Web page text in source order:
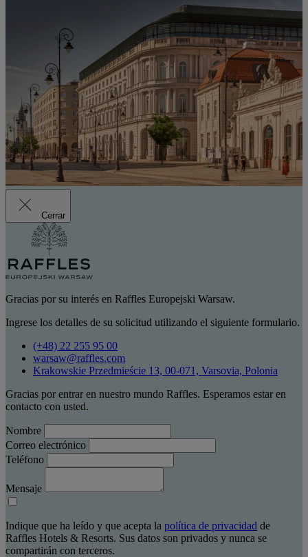
Cerrar
Gracias por su interés en Raffles Europejski Warsaw.
Ingrese los detalles de su solicitud utilizando el siguiente formulario.
(+48) 22 255 95 00
warsaw@raffles.com
Krakowskie Przedmieście 13, 00-071, Varsovia, Polonia
Gracias por entrar en nuestro mundo Raffles. Esperamos estar en
contacto con usted.
Nombre
Correo electrónico
Teléfono
Mensaje
Indique que ha leído y que acepta la política de privacidad de
Raffles Hotels & Resorts. Sus datos son privados y nunca se
compartirán con terceros.